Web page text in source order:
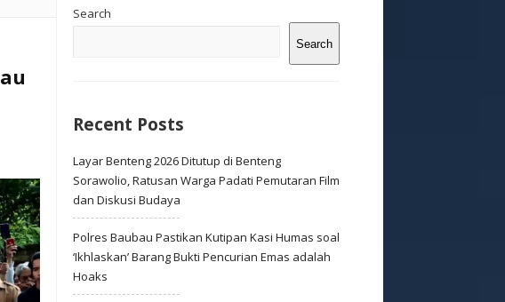
Sidebar
Search
Search
Recent Posts
Layar Benteng 2026 Ditutup di Benteng
Sorawolio, Ratusan Warga Padati Pemutaran Film
dan Diskusi Budaya
Polres Baubau Pastikan Kutipan Kasi Humas soal
‘Ikhlaskan’ Barang Bukti Pencurian Emas adalah
Hoaks